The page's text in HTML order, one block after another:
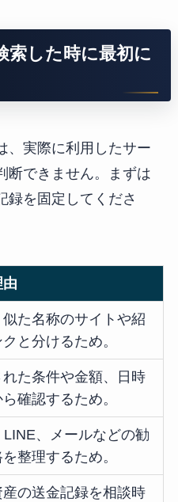
索した時に最初に
、実際に利用したサー
断できません。まずは
録を固定してくださ
似た名称のサイトや紹
と分けるため。
た条件や金額、日時
確認するため。
LINE、メールなどの勧
整理するため。
産の送金記録を相談時